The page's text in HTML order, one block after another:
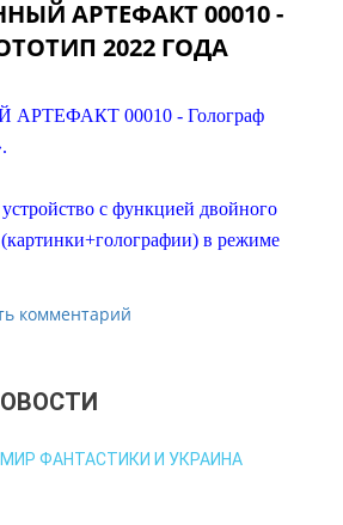
АРТЕФАКТ 00010 -
2022 ГОДА
00010 - Голограф
с функцией двойного
в режиме
комментарий
ФАНТАСТИКИ И УКРАИНА